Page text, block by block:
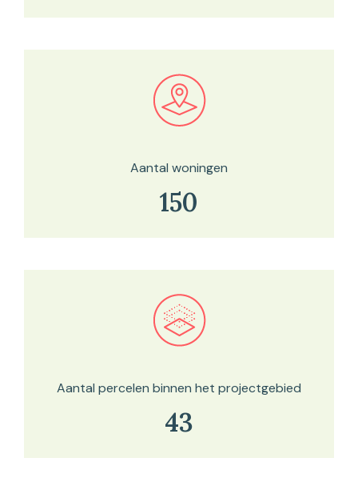
Bekijk in onze kaartviewer
Aantal woningen
150
Bekijk in onze kaartviewer
Aantal percelen binnen het projectgebied
43